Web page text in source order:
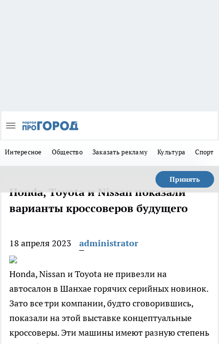
Интересное Общество Заказать рекламу Культура Спорт
Принять
Honda, Toyota и Nissan показали
варианты кроссоверов будущего
18 апреля 2023 administrator
Honda, Nissan и Toyota не привезли на
автосалон в Шанхае горячих серийных новинок.
Зато все три компании, будто сговорившись,
показали на этой выставке концептуальные
кроссоверы. Эти машины имеют разную степень